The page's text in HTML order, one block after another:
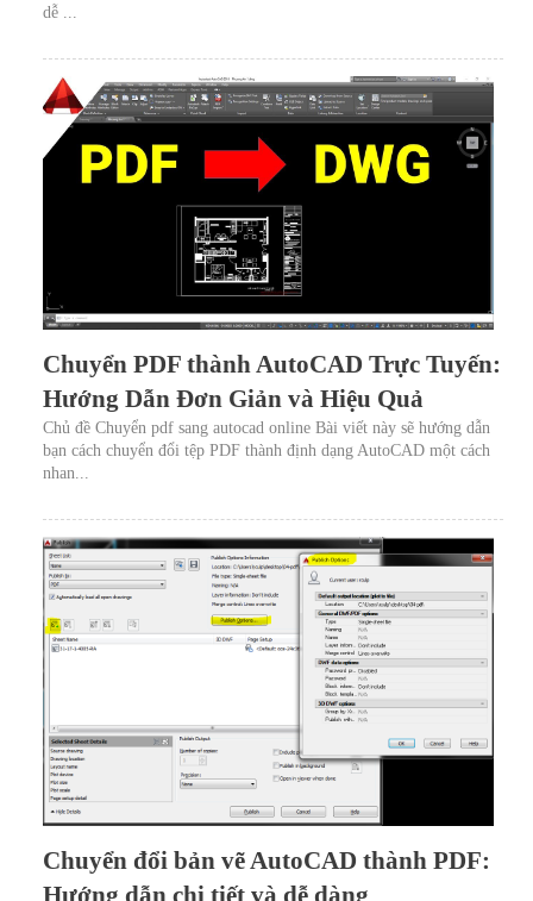
dễ ...
Chuyển PDF thành AutoCAD Trực Tuyến:
Hướng Dẫn Đơn Giản và Hiệu Quả
Chủ đề Chuyển pdf sang autocad online Bài viết này sẽ hướng dẫn
bạn cách chuyển đổi tệp PDF thành định dạng AutoCAD một cách
nhan...
Chuyển đổi bản vẽ AutoCAD thành PDF:
Hướng dẫn chi tiết và dễ dàng